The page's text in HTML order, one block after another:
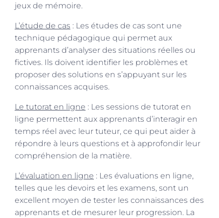
jeux de mémoire.
L’étude de cas : Les études de cas sont une
technique pédagogique qui permet aux
apprenants d’analyser des situations réelles ou
fictives. Ils doivent identifier les problèmes et
proposer des solutions en s’appuyant sur les
connaissances acquises.
Le tutorat en ligne : Les sessions de tutorat en
ligne permettent aux apprenants d’interagir en
temps réel avec leur tuteur, ce qui peut aider à
répondre à leurs questions et à approfondir leur
compréhension de la matière.
L’évaluation en ligne : Les évaluations en ligne,
telles que les devoirs et les examens, sont un
excellent moyen de tester les connaissances des
apprenants et de mesurer leur progression. La